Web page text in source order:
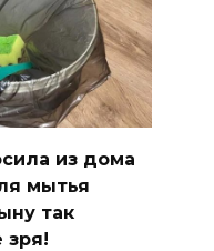
из дома
мытья
так
зря!